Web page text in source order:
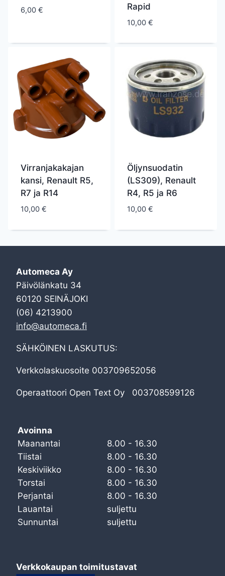
6,00 €
Rapid
10,00 €
Virranjakakajan
kansi, Renault R5,
R7 ja R14
10,00 €
Öljynsuodatin
(LS309), Renault
R4, R5 ja R6
10,00 €
Automeca Ay
Päivölänkatu 34
60120 SEINÄJOKI
(06) 4213900
info@automeca.fi
SÄHKÖINEN LASKUTUS:
Verkkolaskuosoite 003709652056
Operaattoori Open Text Oy 003708599126
Avoinna
Maanantai
8.00 - 16.30
Tiistai
8.00 - 16.30
Keskiviikko
8.00 - 16.30
Torstai
8.00 - 16.30
Perjantai
8.00 - 16.30
Lauantai
suljettu
Sunnuntai
suljettu
Verkkokaupan toimitustavat